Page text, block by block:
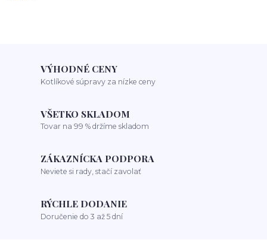
VÝHODNÉ CENY
Kotlíkové súpravy za nízke ceny
VŠETKO SKLADOM
Tovar na 99 % držíme skladom
ZÁKAZNÍCKA PODPORA
Neviete si rady, stačí zavolať
RÝCHLE DODANIE
Doručenie do 3 až 5 dní